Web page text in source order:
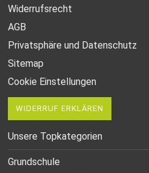
Widerrufsrecht
AGB
Privatsphäre und Datenschutz
Sitemap
Cookie Einstellungen
WIDERRUF ERKLÄREN
Unsere Topkategorien
Grundschule